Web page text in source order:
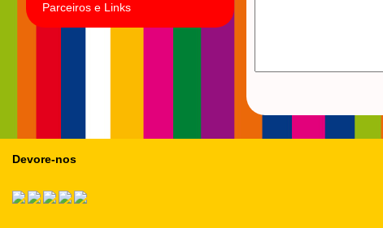
Parceiros e Links
Devore-nos